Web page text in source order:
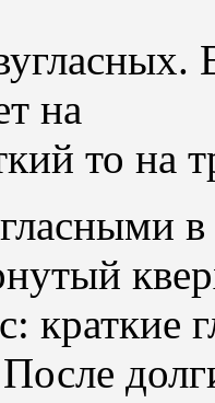
на
то на
в
краткие